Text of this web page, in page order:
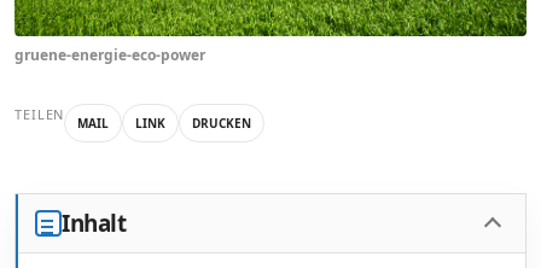
gruene-energie-eco-power
TEILEN MAIL LINK DRUCKEN
Inhalt